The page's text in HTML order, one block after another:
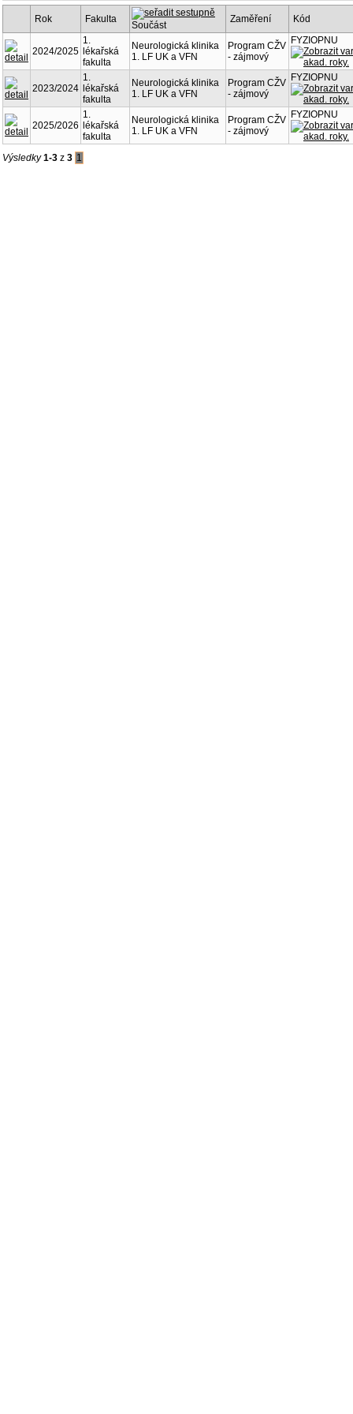
Rok Fakulta
Součást
Zaměření Kód
2024/2025
1.
lékařská
fakulta
Neurologická klinika
1. LF UK a VFN
Program CŽV
- zájmový
FYZIOPNU
2023/2024
1.
lékařská
fakulta
Neurologická klinika
1. LF UK a VFN
Program CŽV
- zájmový
FYZIOPNU
2025/2026
1.
lékařská
fakulta
Neurologická klinika
1. LF UK a VFN
Program CŽV
- zájmový
FYZIOPNU
Výsledky1-3 z 3 1